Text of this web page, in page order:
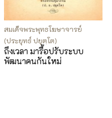
สมเด็จพระพุทธโฆษาจารย์
(ประยุทธ์ ปยุตฺโต)
ถึงเวลา มารื้อปรับระบบ
พัฒนาคนกันใหม่